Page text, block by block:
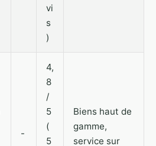
vi
s
)
-
4,
8
/
5
(
5
Biens haut de
gamme,
service sur